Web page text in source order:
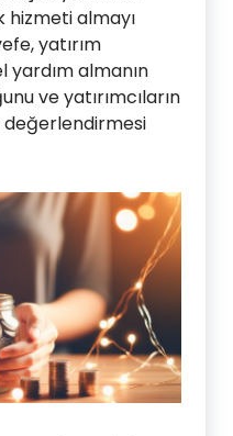
hizmeti almayı
yatırım
almanın
ve yatırımcıların
değerlendirmesi